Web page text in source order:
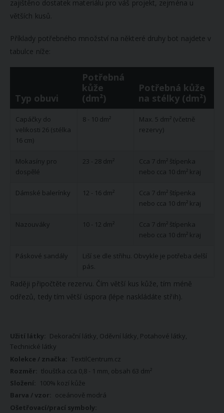
zajištěno dostatek materiálu pro váš projekt, zejména u
větších kusů.
Příklady potřebného množství na některé druhy bot najdete v
tabulce níže:
Typ obuvi
Potřebná
kůže
(dm²)
Potřebná kůže
na stélky (dm²)
Capáčky do
velikosti 26 (stélka
16 cm)
8 - 10 dm²
Max. 5 dm² (včetně
rezervy)
Mokasíny pro
dospělé
23 - 28 dm²
Cca 7 dm² štípenka
nebo cca 10 dm² kraj
Dámské balerínky 12 - 16 dm²
Cca 7 dm² štípenka
nebo cca 10 dm² kraj
Nazouváky 10 - 12 dm²
Cca 7 dm² štípenka
nebo cca 10 dm² kraj
Páskové sandály
Liší se dle střihu. Obvykle je potřeba delší
pás.
Raději připočtěte rezervu. Čím větší kus kůže, tím méně
odřezů, tedy tím větší úspora (lépe naskládáte střih).
Více
informací
Dekorační látky, Oděvní látky, Potahové látky,
Technické látky
TextilCentrum.cz
tloušťka cca 0,8 - 1 mm, obsah 63 dm²
100% kozí kůže
oceánově modrá